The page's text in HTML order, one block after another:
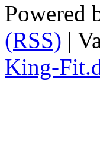
Powered
(RSS) |
King-